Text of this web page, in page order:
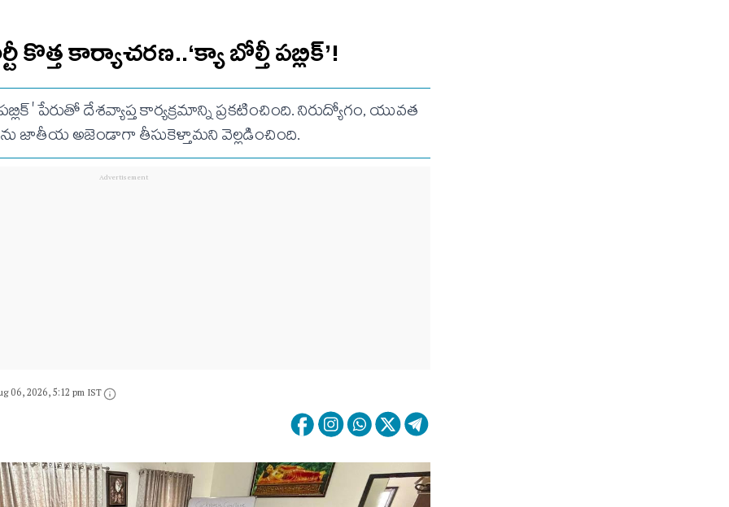
కొత్త కార్యాచరణ..‘క్యా బోల్తీ పబ్లిక్’!
పేరుతో దేశవ్యాప్త కార్యక్రమాన్ని ప్రకటించింది. నిరుద్యోగం, యువత
జాతీయ అజెండాగా తీసుకెళ్తామని వెల్లడించింది.
06, 2026, 5:12 pm IST